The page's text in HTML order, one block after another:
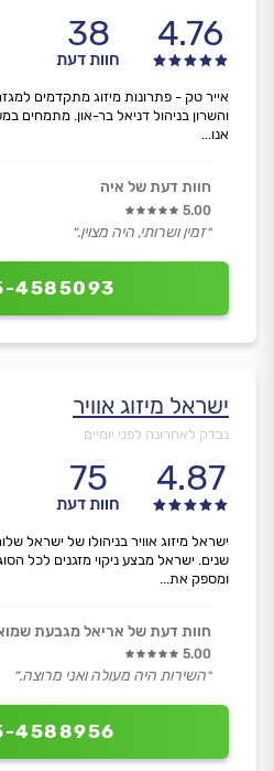
4.76
38
חוות דעת
4585093
אייר טק - פתרונות מיזוג מתקדמים
אנו...
חוות דעת של איה
5.00
״זמין ושרותי, היה מצוין.״
ישראל מיזוג אוויר
נבדק לאחרונה לפני יומיים
4.87
75
חוות דעת
4588956
ישראל מיזוג אוויר בניהולו של ישראל
שנים. ישראל מבצע ניקוי מזגנים לכל
ומספק את...
חוות דעת של אריאל מגבעת
5.00
״השירות היה מעולה ואני מרוצה.״